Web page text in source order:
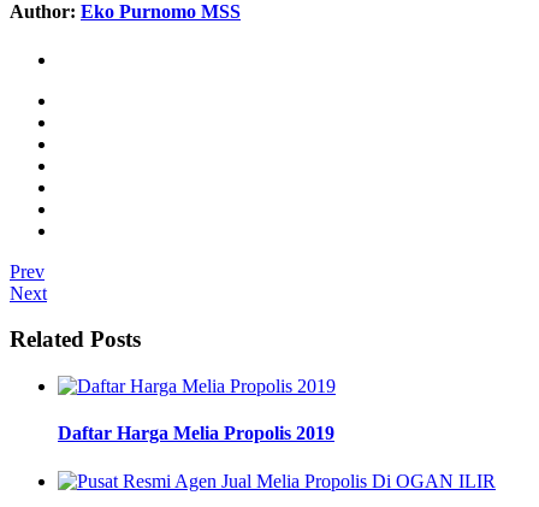
Author: Eko Purnomo MSS
Prev
Next
Related Posts
Daftar Harga Melia Propolis 2019